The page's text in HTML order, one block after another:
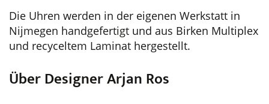
Die Uhren werden in der eigenen Werkstatt in
Nijmegen handgefertigt und aus Birken Multiplex
und recyceltem Laminat hergestellt.
Über Designer Arjan Ros